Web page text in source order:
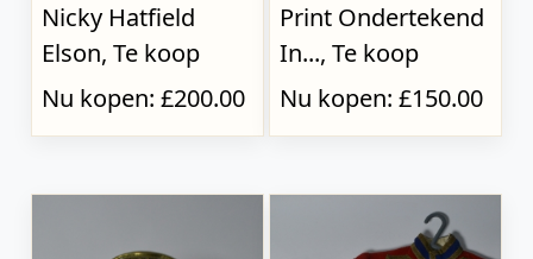
Nicky Hatfield
Elson, Te koop
Nu kopen: £200.00
Print Ondertekend
In..., Te koop
Nu kopen: £150.00